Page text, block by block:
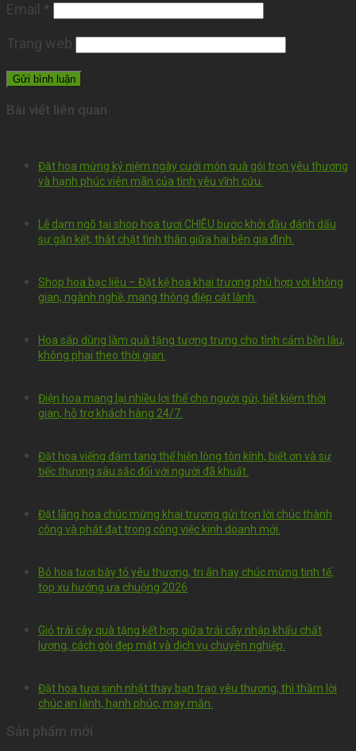
Email *
Trang web
Bài viết liên quan
Đặt hoa mừng kỷ niệm ngày cưới món quà gói trọn yêu thương
và hạnh phúc viên mãn của tình yêu vĩnh cửu.
Lễ dạm ngõ tại shop hoa tươi CHIÊU bước khởi đầu đánh dấu
sự gắn kết, thắt chặt tình thân giữa hai bên gia đình.
Shop hoa bạc liêu – Đặt kệ hoa khai trương phù hợp với không
gian, ngành nghề, mang thông điệp cát lành.
Hoa sáp dùng làm quà tặng tượng trưng cho tình cảm bền lâu,
không phai theo thời gian.
Điện hoa mang lại nhiều lợi thế cho người gửi, tiết kiệm thời
gian, hỗ trợ khách hàng 24/7.
Đặt hoa viếng đám tang thể hiện lòng tôn kính, biết ơn và sự
tiếc thương sâu sắc đối với người đã khuất.
Đặt lãng hoa chúc mừng khai trương gửi trọn lời chúc thành
công và phát đạt trong công việc kinh doanh mới.
Bó hoa tươi bày tỏ yêu thương, tri ân hay chúc mừng tinh tế,
top xu hướng ưa chuộng 2026
Giỏ trái cây quà tặng kết hợp giữa trái cây nhập khẩu chất
lượng, cách gói đẹp mắt và dịch vụ chuyên nghiệp.
Đặt hoa tươi sinh nhật thay bạn trao yêu thương, thì thầm lời
chúc an lành, hạnh phúc, may mắn.
Sản phẩm mới